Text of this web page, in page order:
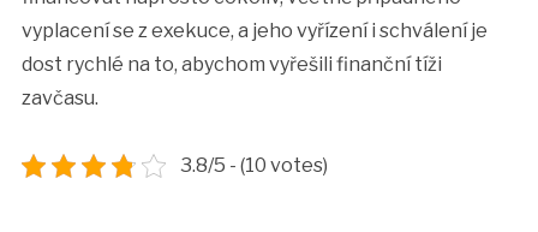
vyplacení se z exekuce, a jeho vyřízení i schválení je
dost rychlé na to, abychom vyřešili finanční tíži
zavčasu.
3.8/5 - (10 votes)